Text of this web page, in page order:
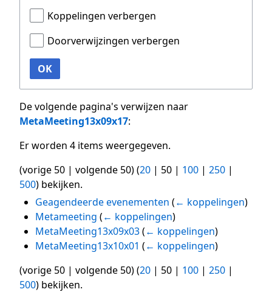
Koppelingen verbergen
Doorverwijzingen verbergen
OK
De volgende pagina's verwijzen naar
MetaMeeting13x09x17:
Er worden 4 items weergegeven.
(vorige 50 | volgende 50) (20 | 50 | 100 | 250 |
500) bekijken.
Geagendeerde evenementen (← koppelingen)
Metameeting (← koppelingen)
MetaMeeting13x09x03 (← koppelingen)
MetaMeeting13x10x01 (← koppelingen)
(vorige 50 | volgende 50) (20 | 50 | 100 | 250 |
500) bekijken.